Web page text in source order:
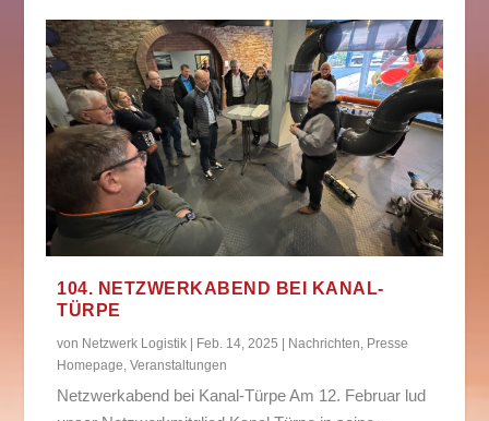
104. NETZWERKABEND BEI KANAL-
TÜRPE
von Netzwerk Logistik Feb. 14, 2025 Nachrichten, Presse
Homepage,Veranstaltungen
Netzwerkabend bei Kanal-Türpe Am 12. Februar lud